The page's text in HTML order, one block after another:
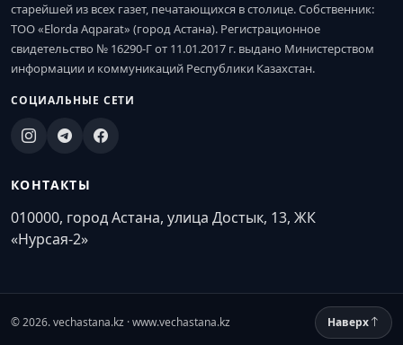
старейшей из всех газет, печатающихся в столице. Собственник:
ТОО «Elorda Aqparat» (город Астана). Регистрационное
свидетельство № 16290-Г от 11.01.2017 г. выдано Министерством
информации и коммуникаций Республики Казахстан.
СОЦИАЛЬНЫЕ СЕТИ
КОНТАКТЫ
010000, город Астана, улица Достык, 13, ЖК
«Нурсая-2»
© 2026. vechastana.kz · www.vechastana.kz Наверх